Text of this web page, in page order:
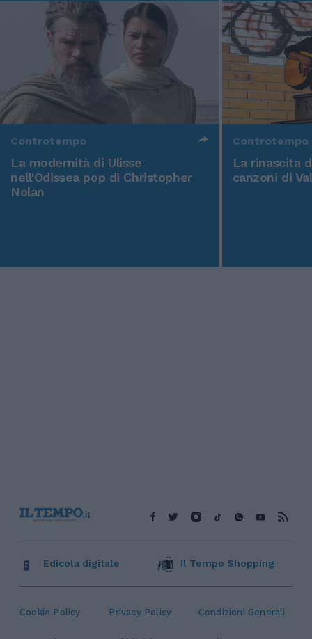
Controtempo
La modernità di Ulisse
nell'Odissea pop di Christopher
Nolan
Controtempo
La rinascita
canzoni di
Cookie Policy Privacy Policy Condizioni Generali
Edicola digitale Il Tempo Shopping